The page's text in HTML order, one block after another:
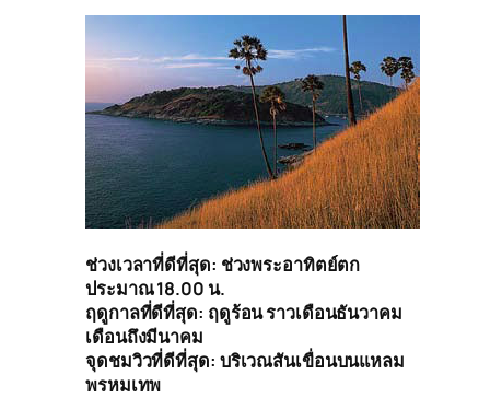
ช่วงเวลาที่ดีที่สุด: ช่วงพระอาทิตย์ตก
ประมาณ 18.00 น.
ฤดูกาลที่ดีที่สุด: ฤดูร้อน ราวเดือนธันวาคม
เดือนถึงมีนาคม
จุดชมวิวที่ดีที่สุด: บริเวณสันเขื่อนบนแหลม
พรหมเทพ